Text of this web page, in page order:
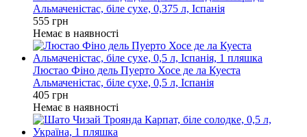
Альмаченістас, біле сухе, 0,375 л, Іспанія
555 грн
Немає в наявності
Люстао Фіно дель Пуерто Хосе де ла Куеста
Альмаченістас, біле сухе, 0,5 л, Іспанія
405 грн
Немає в наявності